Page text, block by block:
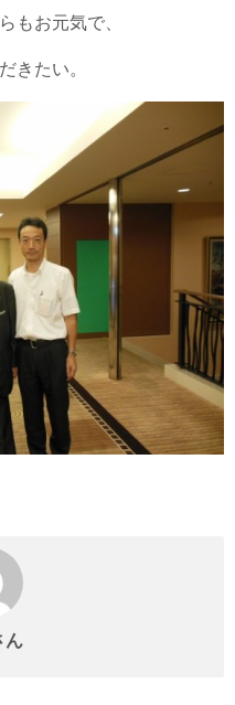
もお元気で、
きたい。
ん